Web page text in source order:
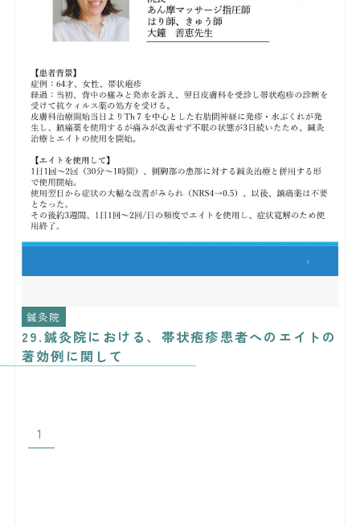
鍼灸院
29.鍼灸院における、帯状疱疹患者へのエイトの
著効例に関して
1